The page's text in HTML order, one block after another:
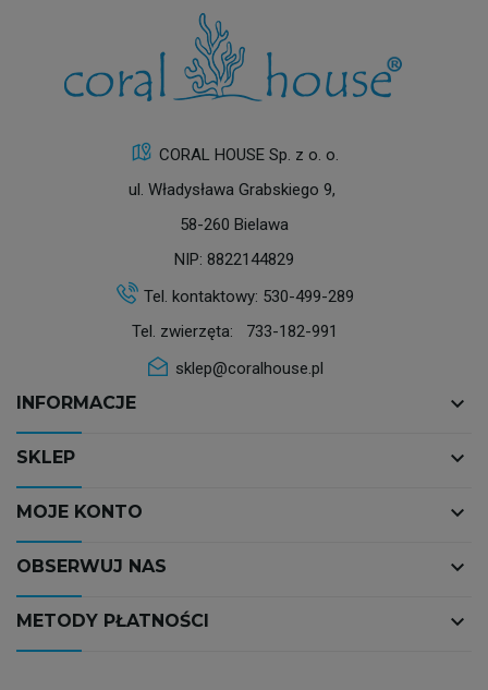
CORAL HOUSE Sp. z o. o.
ul. Władysława Grabskiego 9,
58-260 Bielawa
NIP: 8822144829
Tel. kontaktowy: 530-499-289
Tel. zwierzęta: 733-182-991
sklep@coralhouse.pl
INFORMACJE keyboard_arrow_down
SKLEP keyboard_arrow_down
MOJE KONTO keyboard_arrow_down
OBSERWUJ NAS keyboard_arrow_down
METODY PŁATNOŚCI keyboard_arrow_down